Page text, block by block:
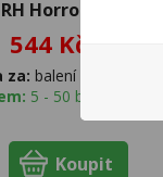
Horror Days
544 Kč
za: balení (24 ks)
5 - 50 balení